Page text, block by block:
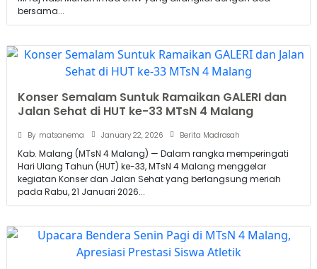
bersama...
Konser Semalam Suntuk Ramaikan GALERI dan
Jalan Sehat di HUT ke-33 MTsN 4 Malang
By matsanema January 22, 2026 Berita Madrasah
Kab. Malang (MTsN 4 Malang) — Dalam rangka memperingati
Hari Ulang Tahun (HUT) ke-33, MTsN 4 Malang menggelar
kegiatan Konser dan Jalan Sehat yang berlangsung meriah
pada Rabu, 21 Januari 2026...